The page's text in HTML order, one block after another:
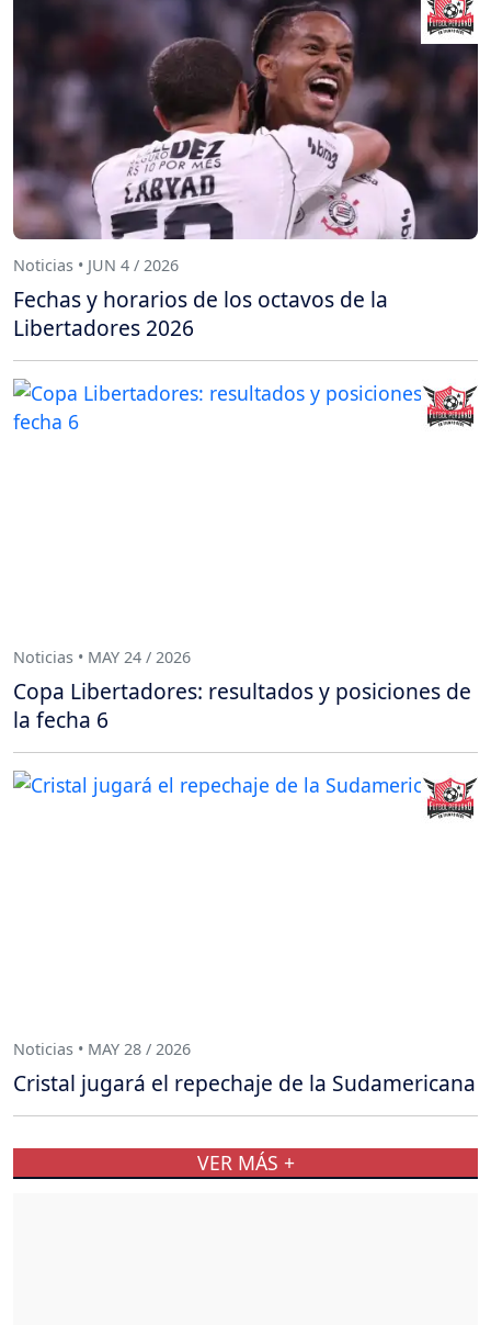
Noticias • JUN 4 / 2026
Fechas y horarios de los octavos de la
Libertadores 2026
Noticias • MAY 24 / 2026
Copa Libertadores: resultados y posiciones de
la fecha 6
Noticias • MAY 28 / 2026
Cristal jugará el repechaje de la Sudamericana
VER MÁS +